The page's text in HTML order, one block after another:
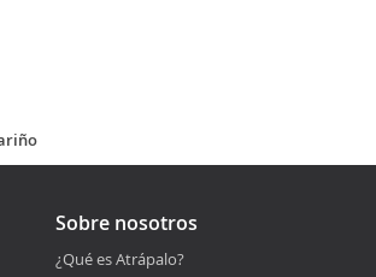
Sobre nosotros
¿Qué es Atrápalo?